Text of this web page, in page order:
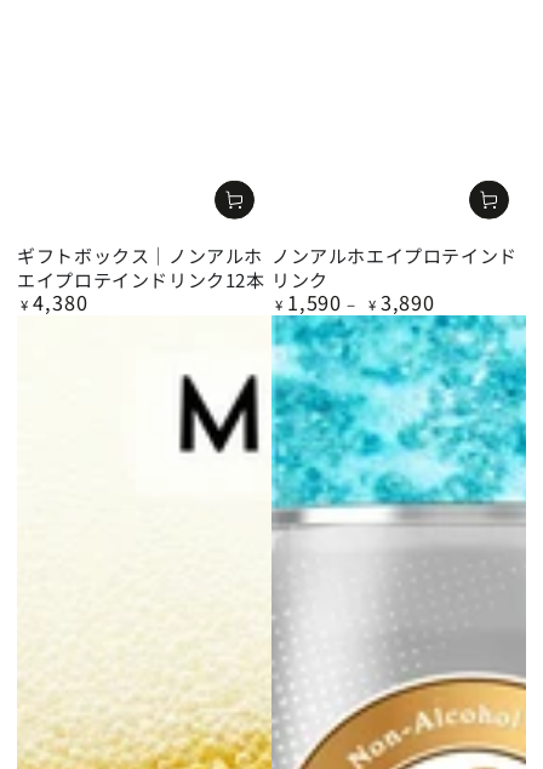
ギフトボックス｜ノンアルホ
エイプロテインドリンク12本
定
¥ 4,380
ノンアルホエイプロテインド
リンク
定
価
¥ 1,590 ¥ 3,890